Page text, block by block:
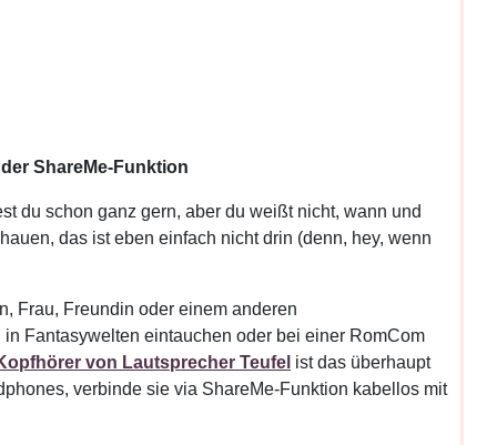
ShareMe-Funktion
du schon ganz gern, aber du weißt nicht, wann und
das ist eben einfach nicht drin (denn, hey, wenn
Frau, Freundin oder einem anderen
Fantasywelten eintauchen oder bei einer RomCom
von Lautsprecher Teufel ist das überhaupt
verbinde sie via ShareMe-Funktion kabellos mit